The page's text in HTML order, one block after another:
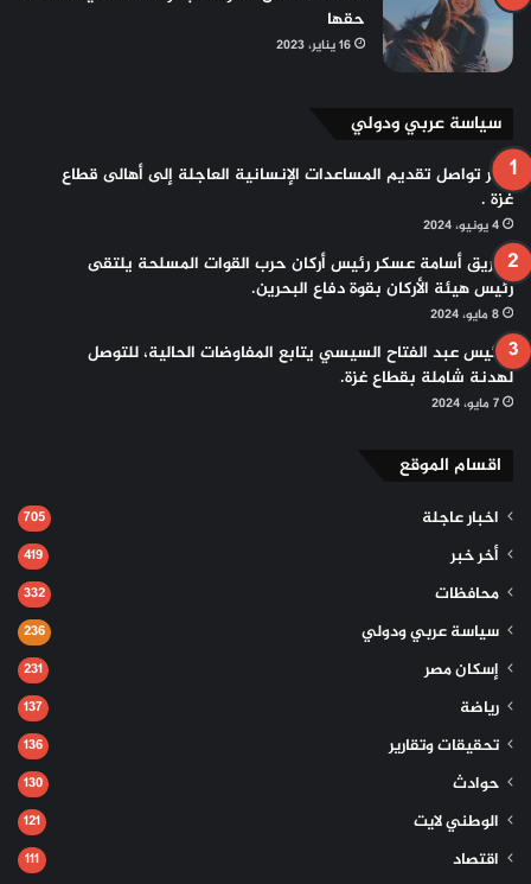
حقها
16 يناير، 2023
سياسة عربي ودولي
مصر تواصل تقديم المساعدات الإنسانية العاجلة إلى أهالى قطاع
غزة .
4 يونيو، 2024
الفريق أسامة عسكر رئيس أركان حرب القوات المسلحة يلتقى
رئيس هيئة الأركان بقوة دفاع البحرين.
8 مايو، 2024
الرئيس عبد الفتاح السيسي يتابع المفاوضات الحالية، للتوصل
لهدنة شاملة بقطاع غزة.
7 مايو، 2024
اقسام الموقع
اخبار عاجلة 705
أخر خبر 419
محافظات 332
سياسة عربي ودولي 236
إسكان مصر 231
رياضة 137
تحقيقات وتقارير 136
حوادث 130
الوطني لايت 121
اقتصاد 111